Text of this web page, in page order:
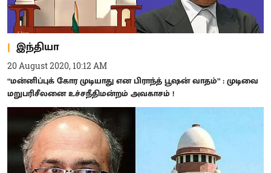
இந்தியா
20 August 2020, 10:12 AM
“மன்னிப்புக் கோர முடியாது என பிராந்த் பூஷன் வாதம்” : முடிவை
மறுபரிசீலனை உச்சநீதிமன்றம் அவகாசம் !